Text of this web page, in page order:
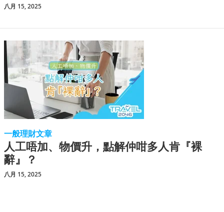
八月 15, 2025
一般理財文章
人工唔加、物價升，點解仲咁多人肯『裸
辭』？
八月 15, 2025